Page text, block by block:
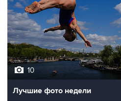
10
Лучшие фото недели